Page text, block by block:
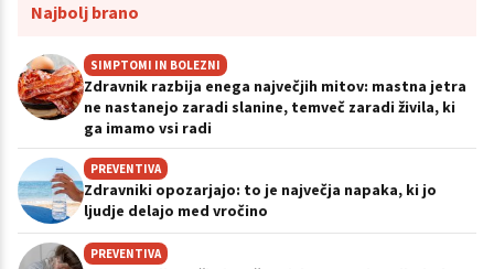
Najbolj brano
SIMPTOMI IN BOLEZNI
Zdravnik razbija enega največjih mitov: mastna jetra
ne nastanejo zaradi slanine, temveč zaradi živila, ki
ga imamo vsi radi
PREVENTIVA
Zdravniki opozarjajo: to je največja napaka, ki jo
ljudje delajo med vročino
PREVENTIVA